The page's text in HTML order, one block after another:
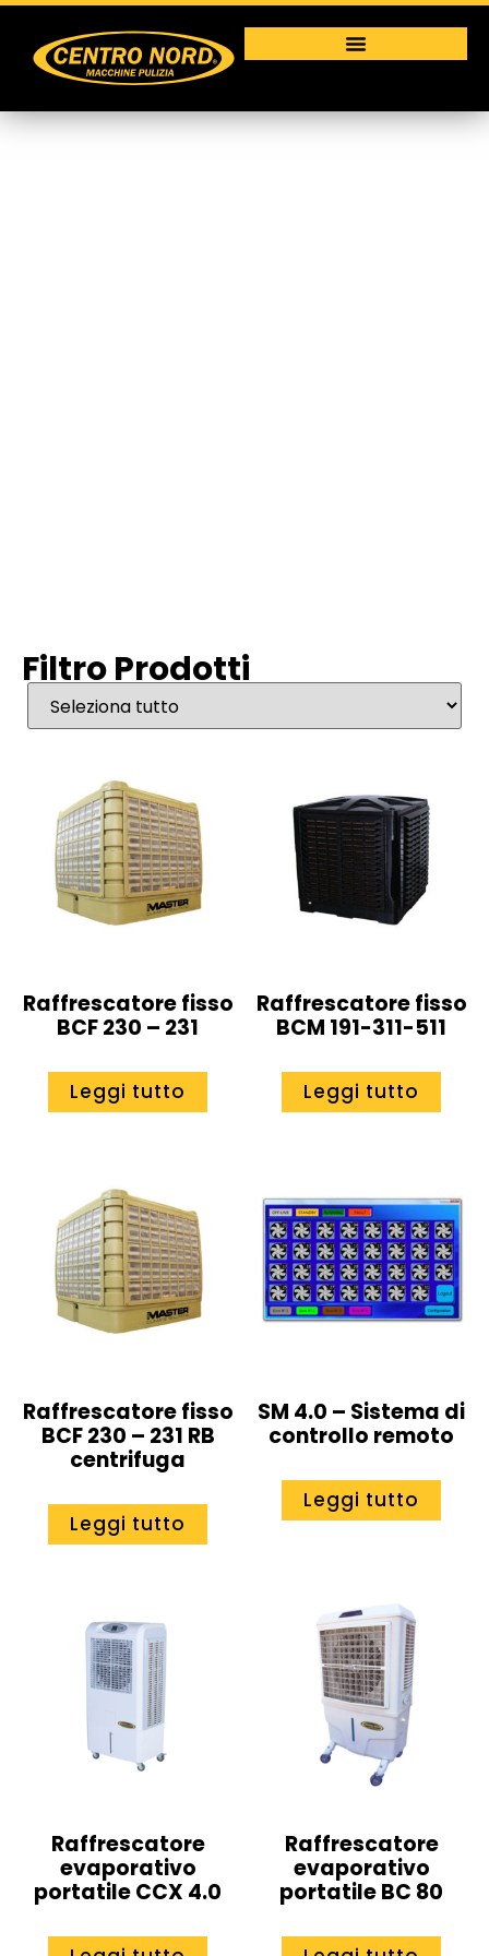
Filtro Prodotti
Raffrescatore fisso
BCF 230 – 231
Leggi tutto
Raffrescatore fisso
BCM 191-311-511
Leggi tutto
Raffrescatore fisso
BCF 230 – 231 RB
centrifuga
Leggi tutto
SM 4.0 – Sistema di
controllo remoto
Leggi tutto
Raffrescatore
evaporativo
portatile CCX 4.0
Raffrescatore
evaporativo
portatile BC 80